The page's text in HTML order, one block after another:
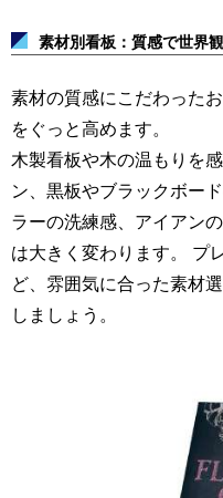
素材別看板：質感で世界
素材の質感にこだわった
をぐっと高めます。
木製看板や木の温もりを
ン、黒板やブラックボー
ラーの洗練感、アイアン
は大きく変わります。
プ
ど、雰囲気に合った素材
しましょう。